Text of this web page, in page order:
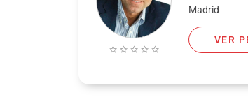
Madrid
VER